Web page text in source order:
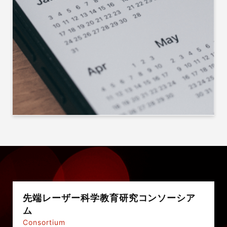
先端レーザー科学教育研究コンソーシア
ム
Consortium